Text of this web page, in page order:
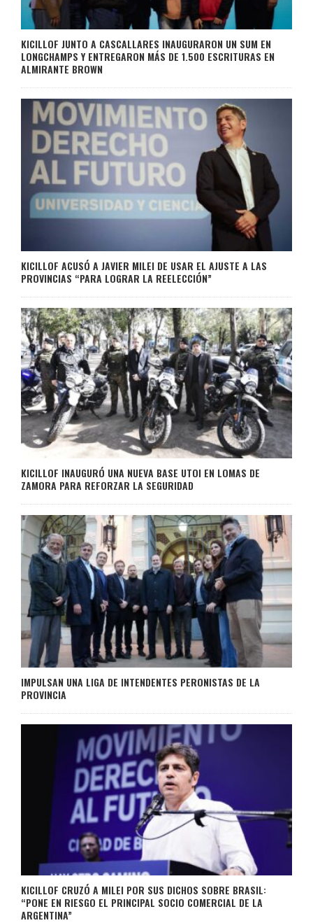
KICILLOF JUNTO A CASCALLARES INAUGURARON UN SUM EN
LONGCHAMPS Y ENTREGARON MÁS DE 1.500 ESCRITURAS EN
ALMIRANTE BROWN
KICILLOF ACUSÓ A JAVIER MILEI DE USAR EL AJUSTE A LAS
PROVINCIAS “PARA LOGRAR LA REELECCIÓN”
KICILLOF INAUGURÓ UNA NUEVA BASE UTOI EN LOMAS DE
ZAMORA PARA REFORZAR LA SEGURIDAD
IMPULSAN UNA LIGA DE INTENDENTES PERONISTAS DE LA
PROVINCIA
KICILLOF CRUZÓ A MILEI POR SUS DICHOS SOBRE BRASIL:
“PONE EN RIESGO EL PRINCIPAL SOCIO COMERCIAL DE LA
ARGENTINA”